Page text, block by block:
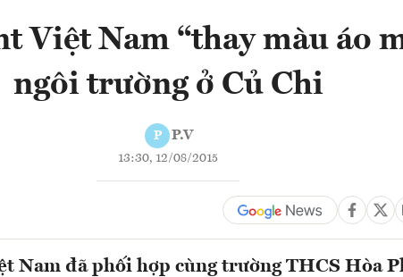
Việt Nam “thay màu áo
ngôi trường ở Củ Chi
P P.V
13:30, 12/08/2015
Nam đã phối hợp cùng trường THCS Hòa